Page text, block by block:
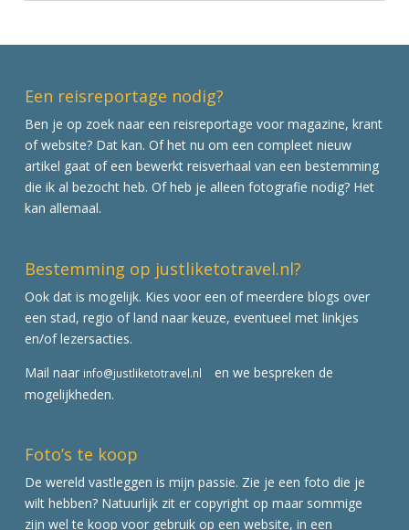
Een reisreportage nodig?
Ben je op zoek naar een reisreportage voor magazine, krant
of website? Dat kan. Of het nu om een compleet nieuw
artikel gaat of een bewerkt reisverhaal van een bestemming
die ik al bezocht heb. Of heb je alleen fotografie nodig? Het
kan allemaal.
Bestemming op justliketotravel.nl?
Ook dat is mogelijk. Kies voor een of meerdere blogs over
een stad, regio of land naar keuze, eventueel met linkjes
en/of lezersacties.
Mail naar info@justliketotravel.nl
en we bespreken de
mogelijkheden.
Foto’s te koop
De wereld vastleggen is mijn passie. Zie je een foto die je
wilt hebben? Natuurlijk zit er copyright op maar sommige
zijn wel te koop voor gebruik op een website, in een